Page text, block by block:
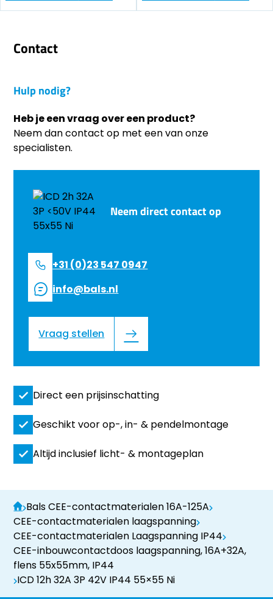
Contact
Hulp nodig?
Heb je een vraag over een product?
Neem dan contact op met een van onze
specialisten.
Neem direct contact op
+31 (0)23 547 0947
info@bals.nl
Vraag stellen
Direct een prijsinschatting
Geschikt voor op-, in- & pendelmontage
Altijd inclusief licht- & montageplan
Bals CEE-contactmaterialen 16A-125A
CEE-contactmaterialen laagspanning
CEE-contactmaterialen Laagspanning IP44
CEE-inbouwcontactdoos laagspanning, 16A+32A,
flens 55x55mm, IP44
ICD 12h 32A 3P 42V IP44 55×55 Ni